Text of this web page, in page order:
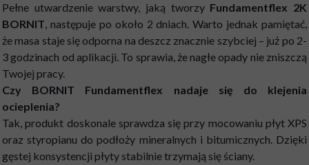
Pełne utwardzenie warstwy, jaką tworzy Fundamentflex 2K
BORNIT, następuje po około 2 dniach. Warto jednak pamiętać,
że masa staje się odporna na deszcz znacznie szybciej – już po 2-
3 godzinach od aplikacji. To sprawia, że nagłe opady nie zniszczą
Twojej pracy.
Czy BORNIT Fundamentflex nadaje się do klejenia
ocieplenia?
Tak, produkt doskonale sprawdza się przy mocowaniu płyt XPS
oraz styropianu do podłoży mineralnych i bitumicznych. Dzięki
gęstej konsystencji płyty stabilnie trzymają się ściany.